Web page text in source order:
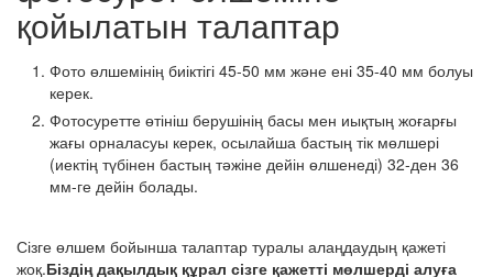
қойылатын талаптар
Фото өлшемінің биіктігі 45-50 мм және ені 35-40 мм болуы
керек.
Фотосуретте өтініш берушінің басы мен иықтың жоғарғы
жағы орналасуы керек, осылайша бастың тік мөлшері
(иектің түбінен бастың тәжіне дейін өлшенеді) 32-ден 36
мм-ге дейін болады.
Сізге өлшем бойынша талаптар туралы алаңдаудың қажеті
жоқ.Біздің дақылдық құрал сізге қажетті мөлшерді алуға